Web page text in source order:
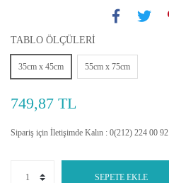
TABLO ÖLÇÜLERİ
35cm x 45cm 55cm x 75cm
749,87 TL
Sipariş için İletişimde Kalın : 0(212) 224 00 92
SEPETE EKLE